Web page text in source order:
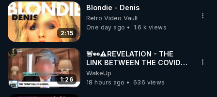
2:15
Blondie - Denis
Retro Video Vault
One day ago
1.6 k views
1:26
🚨👀⚠️REVELATION - THE
LINK BETWEEN THE COVID
VACCINE AND CANCER -LIEN
VACCIN COVID ET CANCER
WakeUp
18 hours ago
636 views